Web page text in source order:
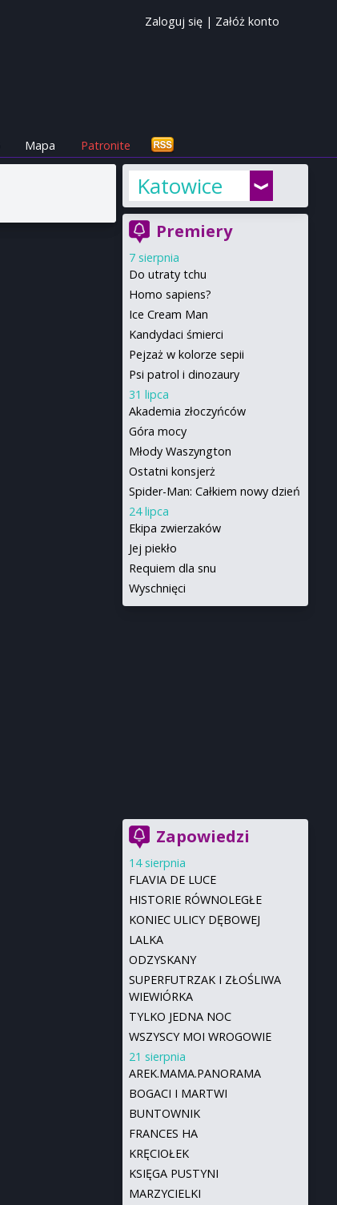
Zaloguj się | Załóż konto
Mapa Patronite
Katowice
Premiery
7 sierpnia
Do utraty tchu
Homo sapiens?
Ice Cream Man
Kandydaci śmierci
Pejzaż w kolorze sepii
Psi patrol i dinozaury
31 lipca
Akademia złoczyńców
Góra mocy
Młody Waszyngton
Ostatni konsjerż
Spider-Man: Całkiem nowy dzień
24 lipca
Ekipa zwierzaków
Jej piekło
Requiem dla snu
Wyschnięci
Zapowiedzi
14 sierpnia
FLAVIA DE LUCE
HISTORIE RÓWNOLEGŁE
KONIEC ULICY DĘBOWEJ
LALKA
ODZYSKANY
SUPERFUTRZAK I ZŁOŚLIWA
WIEWIÓRKA
TYLKO JEDNA NOC
WSZYSCY MOI WROGOWIE
21 sierpnia
AREK.MAMA.PANORAMA
BOGACI I MARTWI
BUNTOWNIK
FRANCES HA
KRĘCIOŁEK
KSIĘGA PUSTYNI
MARZYCIELKI